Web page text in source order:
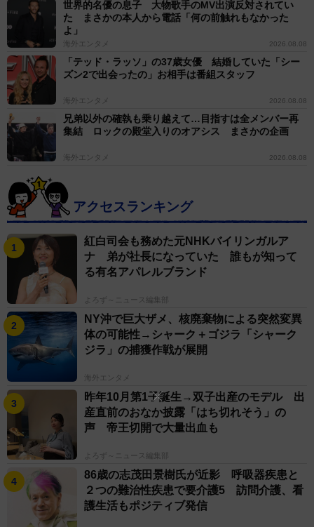
世界的名優の息子 大物歌手のMV出演反対されてい
た まさかの本人から電話「何の前触れもなかった
よ」
海外エンタメ 2026.08.08
「テッド・ラッソ」の37歳女優 結婚していた「シー
ズン2で出会ったの」お相手は番組スタッフ
海外エンタメ 2026.08.08
兄弟以外の確執も乗り越えて…目指すは全メンバー再
集結 ロックの殿堂入りのオアシス まさかの企画
海外エンタメ 2026.08.08
アクセスランキング
紅白司会も務めた元NHKバイリンガルア
ナ 弟が社長になっていた 誰もが知って
る有名アパレルブランド
よろず～ニュース編集部
NY沖で巨大ザメ、核廃棄物による突然変異
体の可能性→シャーク＋ゴジラ「シャーク
ジラ」の捕獲作戦が展開
海外エンタメ
昨年10月第1子誕生→双子出産のモデル 出
産直前のおなか披露「はち切れそう」の
声 帝王切開で大量出血も
よろず～ニュース編集部
86歳の志茂田景樹氏が近影 呼吸器疾患と
２つの難治性疾患で要介護5 訪問介護、看
護生活もポジティブ発信